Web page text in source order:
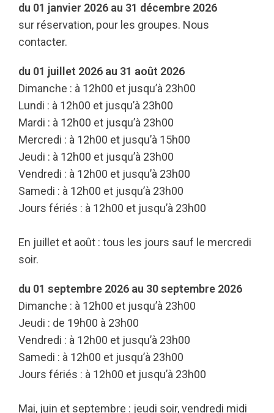
du 01 janvier 2026 au 31 décembre 2026
sur réservation, pour les groupes. Nous
contacter.
du 01 juillet 2026 au 31 août 2026
Dimanche : à 12h00 et jusqu’à 23h00
Lundi : à 12h00 et jusqu’à 23h00
Mardi : à 12h00 et jusqu’à 23h00
Mercredi : à 12h00 et jusqu’à 15h00
Jeudi : à 12h00 et jusqu’à 23h00
Vendredi : à 12h00 et jusqu’à 23h00
Samedi : à 12h00 et jusqu’à 23h00
Jours fériés : à 12h00 et jusqu’à 23h00
En juillet et août : tous les jours sauf le mercredi
soir.
du 01 septembre 2026 au 30 septembre 2026
Dimanche : à 12h00 et jusqu’à 23h00
Jeudi : de 19h00 à 23h00
Vendredi : à 12h00 et jusqu’à 23h00
Samedi : à 12h00 et jusqu’à 23h00
Jours fériés : à 12h00 et jusqu’à 23h00
Mai, juin et septembre : jeudi soir, vendredi midi